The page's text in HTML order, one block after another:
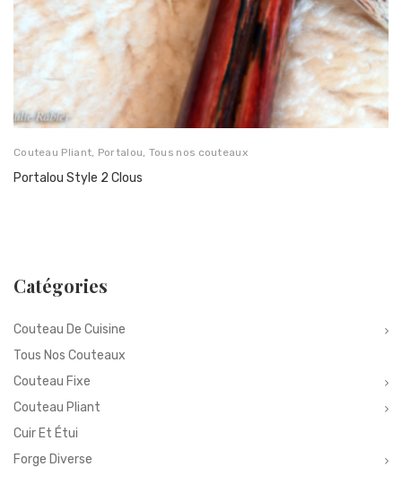
Couteau Pliant, Portalou, Tous nos couteaux
Portalou Style 2 Clous
Catégories
Couteau De Cuisine
Tous Nos Couteaux
Couteau Fixe
Couteau Pliant
Cuir Et Étui
Forge Diverse